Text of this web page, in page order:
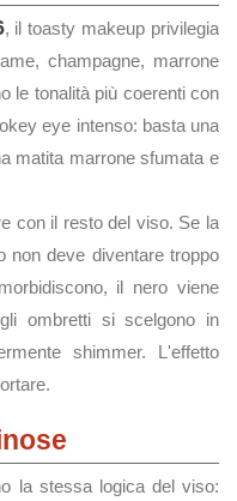
, il toasty makeup privilegia
champagne, marrone
le tonalità più coerenti con
eye intenso: basta una
matita marrone sfumata e
con il resto del viso. Se la
non deve diventare troppo
il nero viene
ombretti si scelgono in
shimmer. L'effetto
la stessa logica del viso: